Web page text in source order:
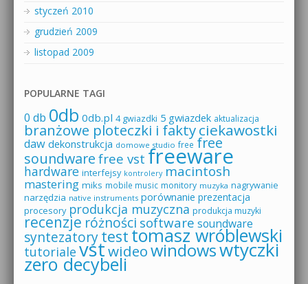
styczeń 2010
grudzień 2009
listopad 2009
POPULARNE TAGI
0 db 0db 0db.pl 4 gwiazdki 5 gwiazdek aktualizacja
branżowe ploteczki i faktyciekawostki
daw dekonstrukcja domowe studio free free
soundware free vst freeware
hardware interfejsy kontrolery macintosh
mastering miks mobile music monitory muzyka nagrywanie
narzędzia native instruments porównanie prezentacja
procesory produkcja muzyczna produkcja muzyki
recenzje różności software soundware
syntezatorytesttomasz wróblewski
tutoriale vstwideowindowswtyczki
zero decybeli